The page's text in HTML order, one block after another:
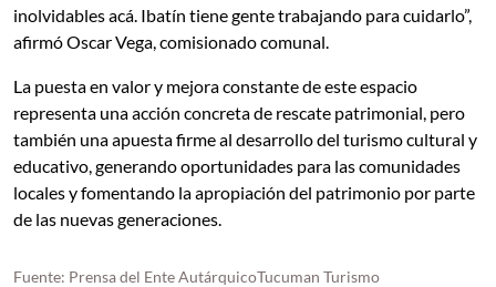
inolvidables acá. Ibatín tiene gente trabajando para cuidarlo”,
afirmó Oscar Vega, comisionado comunal.
La puesta en valor y mejora constante de este espacio
representa una acción concreta de rescate patrimonial, pero
también una apuesta firme al desarrollo del turismo cultural y
educativo, generando oportunidades para las comunidades
locales y fomentando la apropiación del patrimonio por parte
de las nuevas generaciones.
Fuente: Prensa del Ente AutárquicoTucuman Turismo